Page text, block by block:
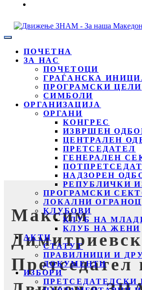
ПОЧЕТНА
ЗА НАС
ПОЧЕТОЦИ
ГРАЃАНСКА
ПРОГРАМСКИ ЦЕЛИ
СИМБОЛИ
ОРГАНИЗАЦИЈА
ОРГАНИ
КОНГРЕС
ИЗВРШЕН
ЦЕНТРАЛЕН
ПРЕТСЕДАТЕЛ
ГЕНЕРАЛЕН
НАДЗОРЕН
РЕПУБЛИЧКИ
ПРОГРАМСКИ
ЛОКАЛНИ
КЛУБОВИ
КЛУБ НА
КЛУБ НА ЖЕНИ
АКТИ
СТАТУТ
ПРАВИЛНИЦИ И
ДОКУМЕНТИ
ИЗБОРИ
ПРЕТСЕДАТЕЛСКИ
Максим
Претседател